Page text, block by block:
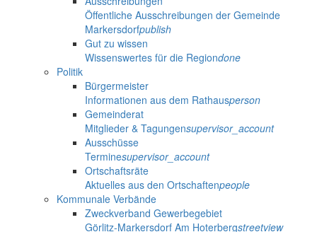
Öffentliche Ausschreibungen der Gemeinde
Markersdorfpublish
Gut zu wissen
Wissenswertes für die Regiondone
Politik
Bürgermeister
Informationen aus dem Rathausperson
Gemeinderat
Mitglieder & Tagungensupervisor_account
Ausschüsse
Terminesupervisor_account
Ortschaftsräte
Aktuelles aus den Ortschaftenpeople
Kommunale Verbände
Zweckverband Gewerbegebiet
Görlitz-Markersdorf Am Hoterbergstreetview